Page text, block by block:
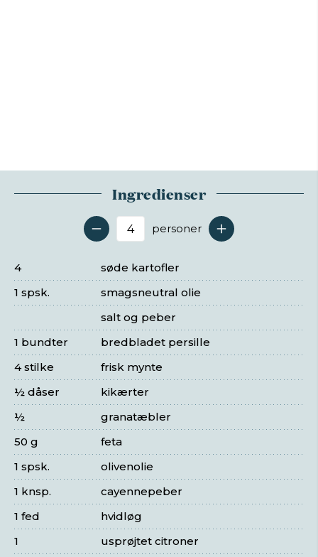
Ingredienser
Antal serveringer
personer
søde kartofler
4
smagsneutral olie
1 spsk.
salt og peber
bredbladet persille
1 bundter
frisk mynte
4 stilke
kikærter
½ dåser
granatæbler
½
feta
50 g
olivenolie
1 spsk.
cayennepeber
1 knsp.
hvidløg
1 fed
usprøjtet citroner
1